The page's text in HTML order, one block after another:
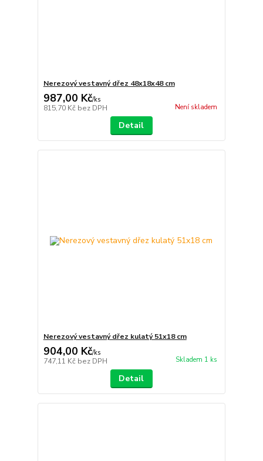
Nerezový vestavný dřez 48x18x48 cm
987,00 Kč/ks
815,70 Kč bez DPH Není skladem
Detail
Nerezový vestavný dřez kulatý 51x18 cm
904,00 Kč/ks
747,11 Kč bez DPH Skladem 1 ks
Detail